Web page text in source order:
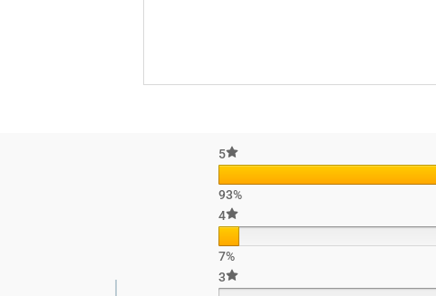
5
93%
4
7%
3